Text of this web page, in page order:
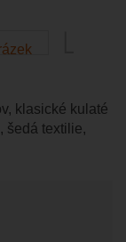
klasické kulaté
šedá textilie,